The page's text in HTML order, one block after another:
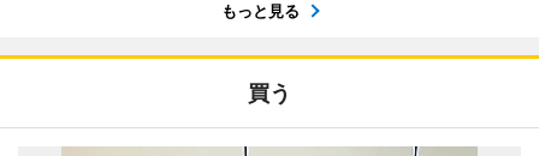
もっと見る
買う